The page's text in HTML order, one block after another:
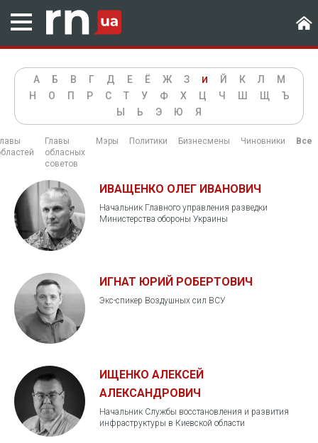
А Б В Г Д Е Ё Ж З И Й К Л
М
Н
О П Р С Т У Ф Х Ц Ч Ш Щ
Ъ
Ы
Ь Э Ю Я
Главы
обласных
советов
Мэры Политики Бизнесмены Чиновники Все
ИВАЩЕНКО ОЛЕГ ИВАНОВИЧ
Начальник Главного управления разведки
Министерства обороны Украины
ИГНАТ ЮРИЙ РОБЕРТОВИЧ
Экс-спикер Воздушных сил ВСУ
ИЩЕНКО АЛЕКСЕЙ
АЛЕКСАНДРОВИЧ
Начальник Службы восстановления и развития
инфраструктуры в Киевской области